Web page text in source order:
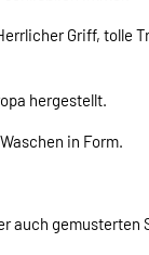
Griff, tolle
hergestellt.
in Form.
auch gemusterten